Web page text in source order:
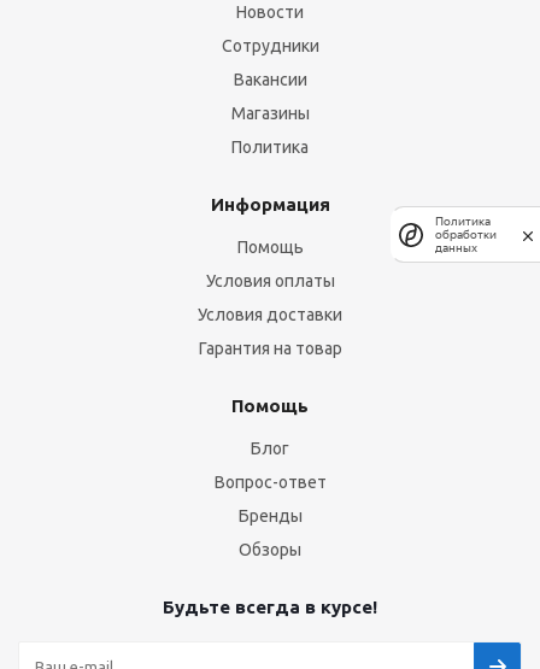
Новости
Сотрудники
Вакансии
Магазины
Политика
Информация
Помощь
Условия оплаты
Условия доставки
Гарантия на товар
Помощь
Блог
Вопрос-ответ
Бренды
Обзоры
Будьте всегда в курсе!
Политика
обработки
данных